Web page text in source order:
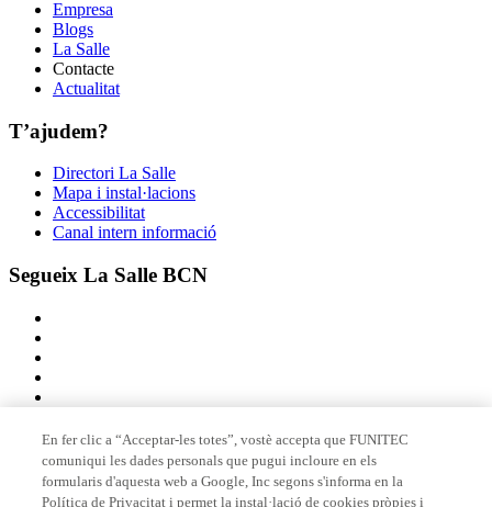
Empresa
Blogs
La Salle
Contacte
Actualitat
T’ajudem?
Directori La Salle
Mapa i instal·lacions
Accessibilitat
Canal intern informació
Segueix La Salle BCN
Membre de
En fer clic a “Acceptar-les totes”, vostè accepta que FUNITEC
comuniqui les dades personals que pugui incloure en els
formularis d'aquesta web a Google, Inc segons s'informa en la
Política de Privacitat i permet la instal·lació de cookies pròpies i